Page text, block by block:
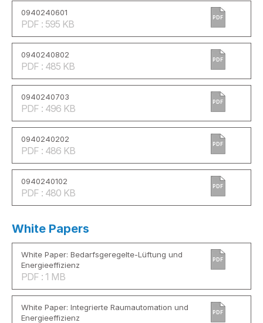
0940240601
PDF : 595 KB
PDF
0940240802
PDF : 485 KB
PDF
0940240703
PDF : 496 KB
PDF
0940240202
PDF : 486 KB
PDF
0940240102
PDF : 480 KB
PDF
White Papers
White Paper: Bedarfsgeregelte-Lüftung und
Energieeffizienz
PDF : 1 MB
PDF
White Paper: Integrierte Raumautomation und
Energieeffizienz
PDF